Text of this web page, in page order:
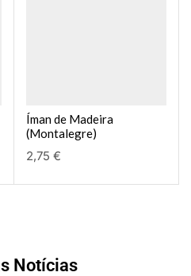
Íman de Madeira
(Montalegre)
2,75 €
Notícias